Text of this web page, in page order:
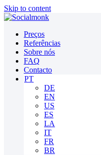
Skip to content
Preços
Referências
Sobre nós
FAQ
Contacto
PT
DE
EN
US
ES
LA
IT
FR
BR